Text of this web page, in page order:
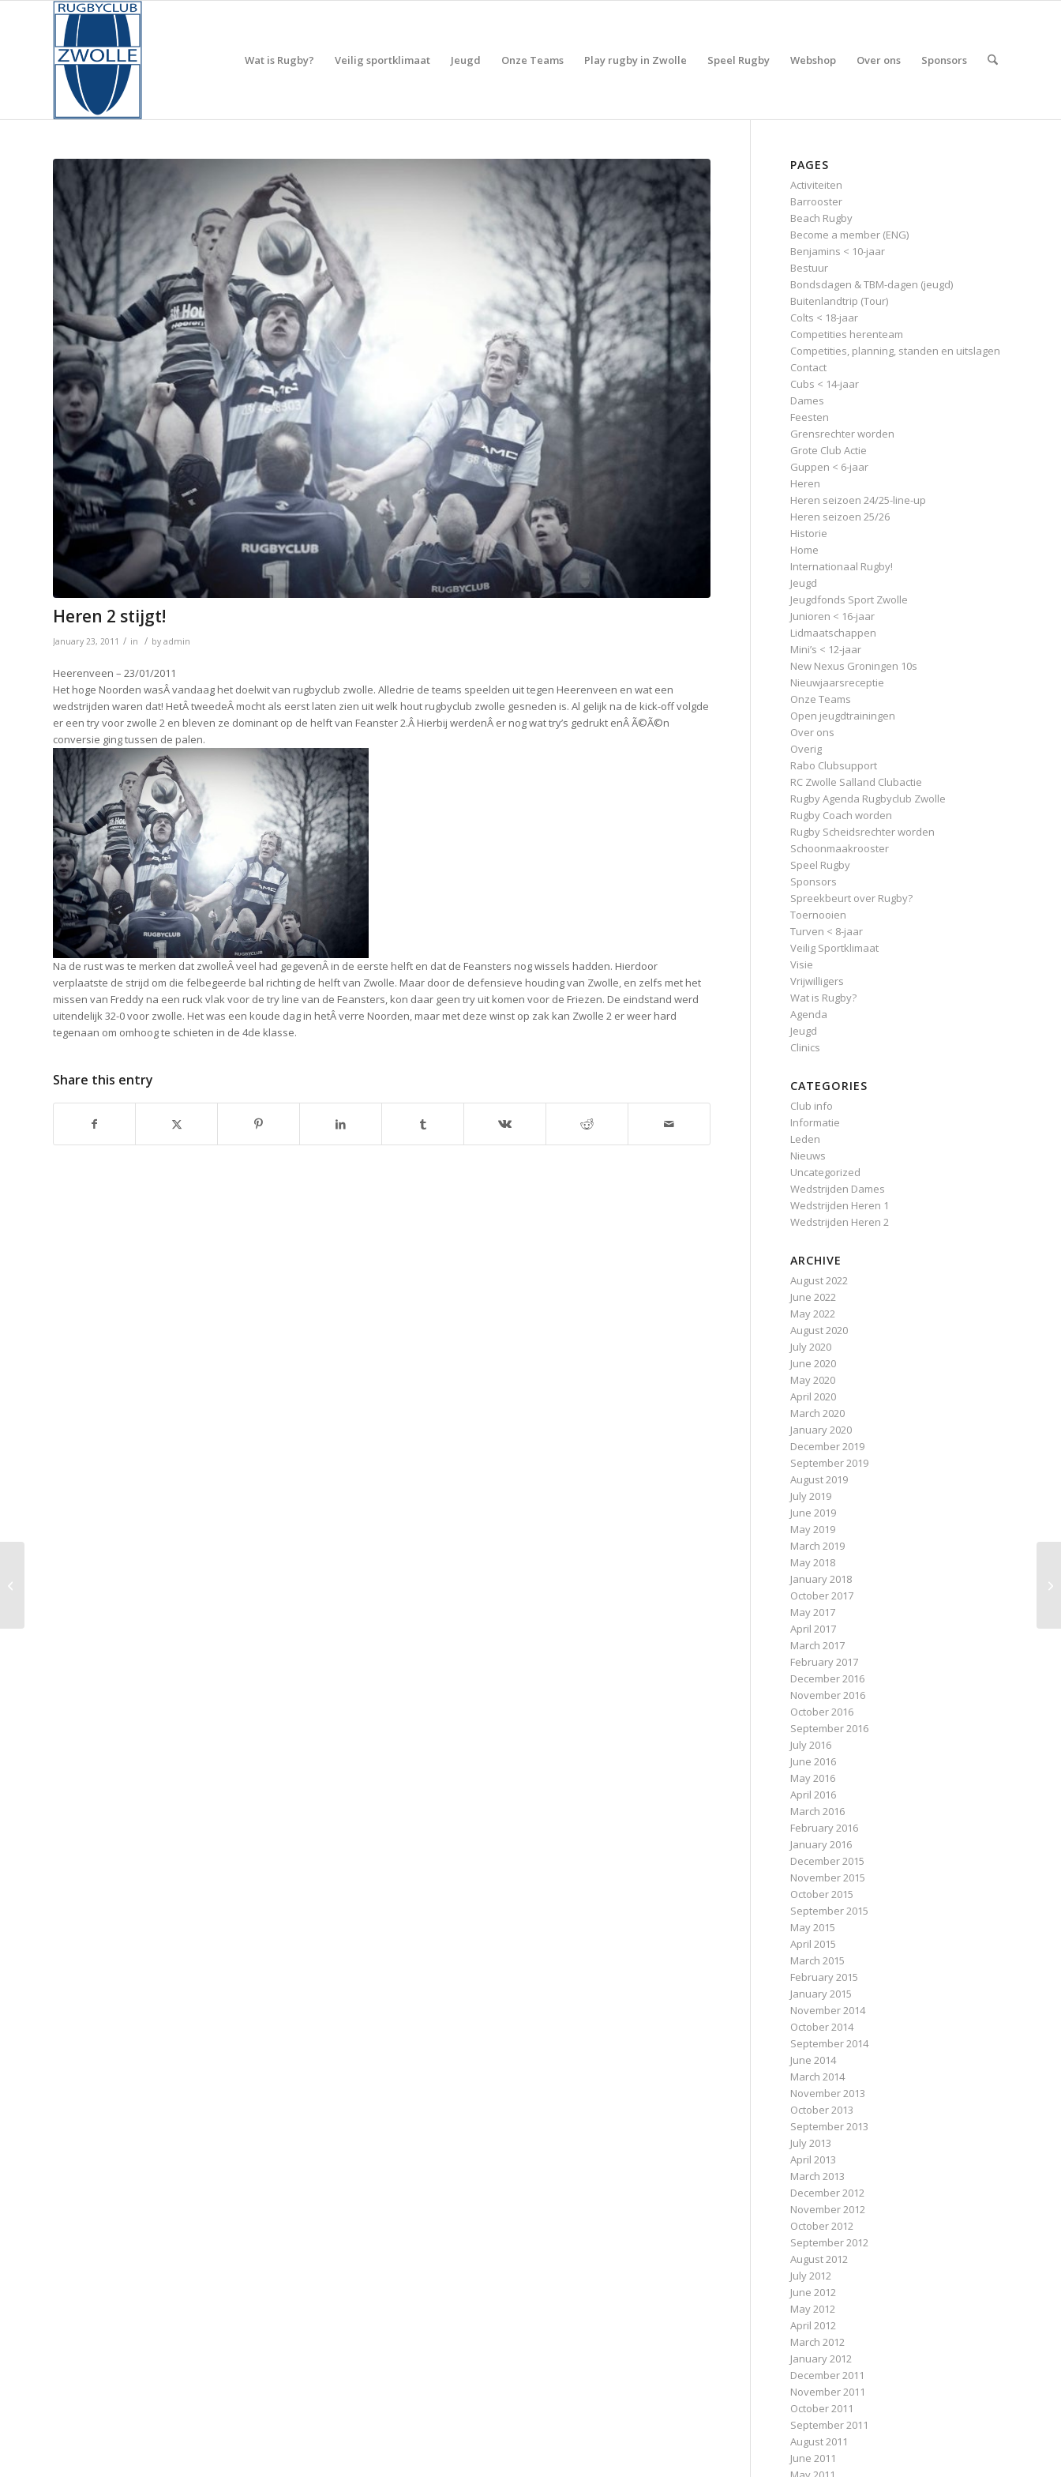
Wat is Rugby? Veilig sportklimaat Jeugd Onze Teams Play rugby in Zwolle Speel Rugby Webshop Over ons Sponsors
Heren 2 stijgt!
January 23, 2011 / in / by admin
Heerenveen – 23/01/2011
Het hoge Noorden wasÂ vandaag het doelwit van rugbyclub zwolle. Alledrie de teams speelden uit tegen Heerenveen en wat een
wedstrijden waren dat! HetÂ tweedeÂ mocht als eerst laten zien uit welk hout rugbyclub zwolle gesneden is. Al gelijk na de kick-off volgde
er een try voor zwolle 2 en bleven ze dominant op de helft van Feanster 2.Â Hierbij werdenÂ er nog wat try’s gedrukt enÂ Ã©Ã©n
conversie ging tussen de palen.
Na de rust was te merken dat zwolleÂ veel had gegevenÂ in de eerste helft en dat de Feansters nog wissels hadden. Hierdoor
verplaatste de strijd om die felbegeerde bal richting de helft van Zwolle. Maar door de defensieve houding van Zwolle, en zelfs met het
missen van Freddy na een ruck vlak voor de try line van de Feansters, kon daar geen try uit komen voor de Friezen. De eindstand werd
uitendelijk 32-0 voor zwolle. Het was een koude dag in hetÂ verre Noorden, maar met deze winst op zak kan Zwolle 2 er weer hard
tegenaan om omhoog te schieten in de 4de klasse.
Share this entry
PAGES
Activiteiten
Barrooster
Beach Rugby
Become a member (ENG)
Benjamins < 10-jaar
Bestuur
Bondsdagen & TBM-dagen (jeugd)
Buitenlandtrip (Tour)
Colts < 18-jaar
Competities herenteam
Competities, planning, standen en uitslagen
Contact
Cubs < 14-jaar
Dames
Feesten
Grensrechter worden
Grote Club Actie
Guppen < 6-jaar
Heren
Heren seizoen 24/25-line-up
Heren seizoen 25/26
Historie
Home
Internationaal Rugby!
Jeugd
Jeugdfonds Sport Zwolle
Junioren < 16-jaar
Lidmaatschappen
Mini’s < 12-jaar
New Nexus Groningen 10s
Nieuwjaarsreceptie
Onze Teams
Open jeugdtrainingen
Over ons
Overig
Rabo Clubsupport
RC Zwolle Salland Clubactie
Rugby Agenda Rugbyclub Zwolle
Rugby Coach worden
Rugby Scheidsrechter worden
Schoonmaakrooster
Speel Rugby
Sponsors
Spreekbeurt over Rugby?
Toernooien
Turven < 8-jaar
Veilig Sportklimaat
Visie
Vrijwilligers
Wat is Rugby?
Agenda
Jeugd
Clinics
CATEGORIES
Club info
Informatie
Leden
Nieuws
Uncategorized
Wedstrijden Dames
Wedstrijden Heren 1
Wedstrijden Heren 2
ARCHIVE
August 2022
June 2022
May 2022
August 2020
July 2020
June 2020
May 2020
April 2020
March 2020
January 2020
December 2019
September 2019
August 2019
July 2019
June 2019
May 2019
March 2019
May 2018
January 2018
October 2017
May 2017
April 2017
March 2017
February 2017
December 2016
November 2016
October 2016
September 2016
July 2016
June 2016
May 2016
April 2016
March 2016
February 2016
January 2016
December 2015
November 2015
October 2015
September 2015
May 2015
April 2015
March 2015
February 2015
January 2015
November 2014
October 2014
September 2014
June 2014
March 2014
November 2013
October 2013
September 2013
July 2013
April 2013
March 2013
December 2012
November 2012
October 2012
September 2012
August 2012
July 2012
June 2012
May 2012
April 2012
March 2012
January 2012
December 2011
November 2011
October 2011
September 2011
August 2011
June 2011